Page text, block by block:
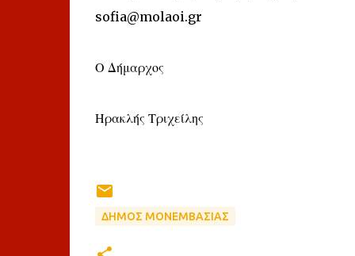
sofia@molaoi.gr
Ο Δήμαρχος
Ηρακλής Τριχείλης
ΔΗΜΟΣ ΜΟΝΕΜΒΑΣΙΑΣ